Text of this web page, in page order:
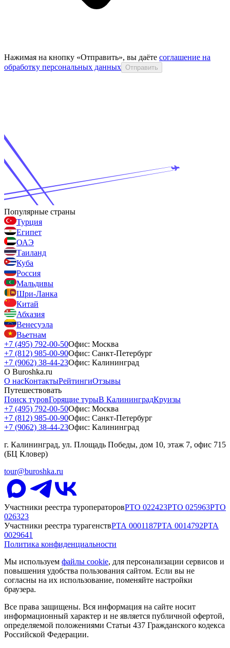
Нажимая на кнопку «Отправить», вы даёте соглашение на
обработку персональных данных Отправить
Популярные страны
Турция
Египет
ОАЭ
Таиланд
Куба
Россия
Мальдивы
Шри-Ланка
Китай
Абхазия
Венесуэла
Вьетнам
+7 (495) 792-00-50Офис: Москва
+7 (812) 985-00-90Офис: Санкт-Петербург
+7 (9062) 38-44-23Офис: Калининград
О Buroshka.ru
О насКонтактыРейтингиОтзывы
Путешествовать
Поиск туровГорящие турыВ КалининградКруизы
+7 (495) 792-00-50Офис: Москва
+7 (812) 985-00-90Офис: Санкт-Петербург
+7 (9062) 38-44-23Офис: Калининград
г. Калининград, ул. Площадь Победы, дом 10, этаж 7, офис 715
(БЦ Кловер)
tour@buroshka.ru
Участники реестра туроператоровРТО 022423РТО 025963РТО
026323
Участники реестра турагенствРТА 0001187РТА 0014792РТА
0029641
Политика конфиденциальности
Мы используем файлы cookie, для персонализации сервисов и
повышения удобства пользования сайтом. Если вы не
согласны на их использование, поменяйте настройки
браузера.
Все права защищены. Вся информация на сайте носит
информационный характер и не является публичной офертой,
определяемой положениями Статьи 437 Гражданского кодекса
Российской Федерации.